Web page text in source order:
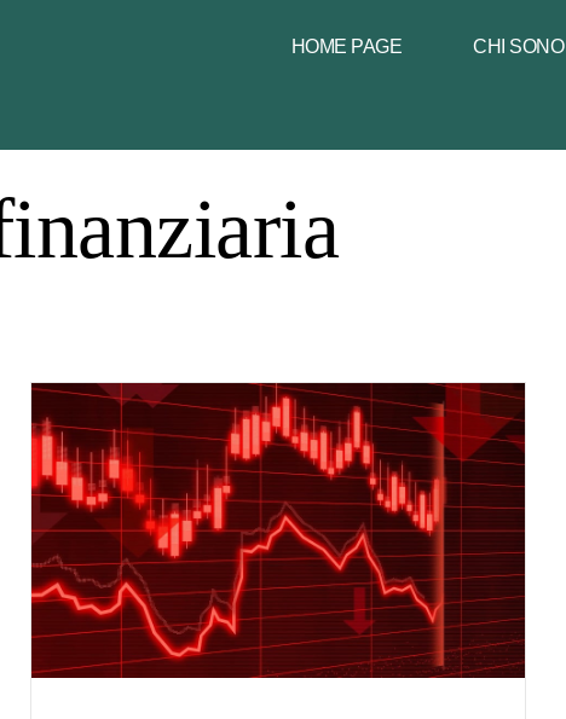
HOME PAGE CHI SONO